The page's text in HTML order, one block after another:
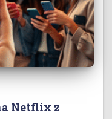
Netflix z